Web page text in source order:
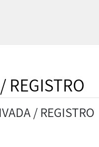
REGISTRO
/ REGISTRO